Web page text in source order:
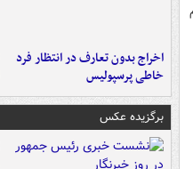
اخراج بدون تعارف در انتظار فرد
خاطی پرسپولیس
برگزیده عکس